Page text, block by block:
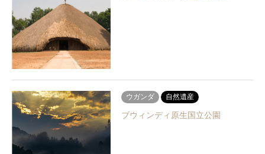
ウガンダ 自然遺産
ブウィンディ原生国立公園